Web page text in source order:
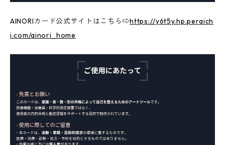
AINORIカード公式サイトはこちら⇨https://y6t5y.hp.peraich
i.com/ainori_home